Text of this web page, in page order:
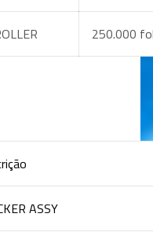
250.000
ASSY